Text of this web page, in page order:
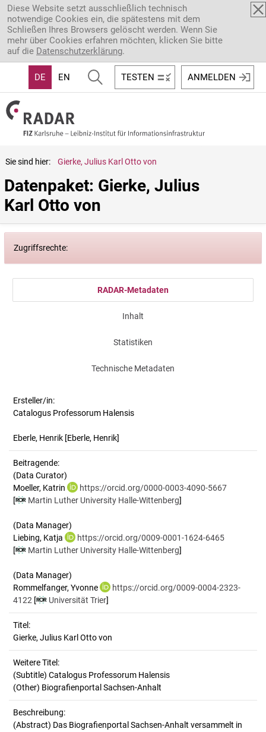
Direkt zum Inhalt
Diese Website setzt ausschließlich technisch
notwendige Cookies ein, die spätestens mit dem
Schließen Ihres Browsers gelöscht werden. Wenn Sie
mehr über Cookies erfahren möchten, klicken Sie bitte
auf die Datenschutzerklärung.
DE EN TESTEN ANMELDEN
Sie sind hier: Gierke, Julius Karl Otto von
Datenpaket: Gierke, Julius
Karl Otto von
Zugriffsrechte:
RADAR-Metadaten
Inhalt
Statistiken
Technische Metadaten
Ersteller/in:
Catalogus Professorum Halensis
Eberle, Henrik [Eberle, Henrik]
Beitragende:
(Data Curator)
Moeller, Katrin
https://orcid.org/0000-0003-4090-5667
[
Martin Luther University Halle-Wittenberg]
(Data Manager)
Liebing, Katja
https://orcid.org/0009-0001-1624-6465
[
Martin Luther University Halle-Wittenberg]
(Data Manager)
Rommelfanger, Yvonne
https://orcid.org/0009-0004-2323-
4122 [ Universität Trier]
Titel:
Gierke, Julius Karl Otto von
Weitere Titel:
(Subtitle) Catalogus Professorum Halensis
(Other) Biografienportal Sachsen-Anhalt
Beschreibung:
(Abstract) Das Biografienportal Sachsen-Anhalt versammelt in